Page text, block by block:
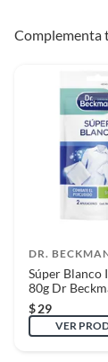
Complementa
DR.
Súper Blanco
80g Dr
$29
VER